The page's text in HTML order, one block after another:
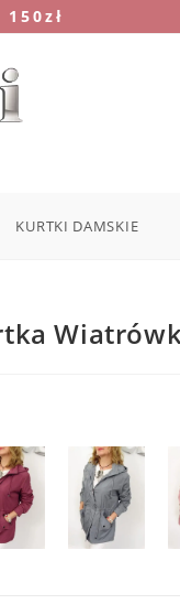
KURTKI DAMSKIE